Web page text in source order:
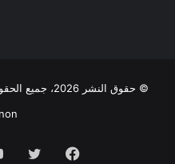
© حقوق النشر 2026، جميع الحقوق محفوظة |
فيسبوك تويتر